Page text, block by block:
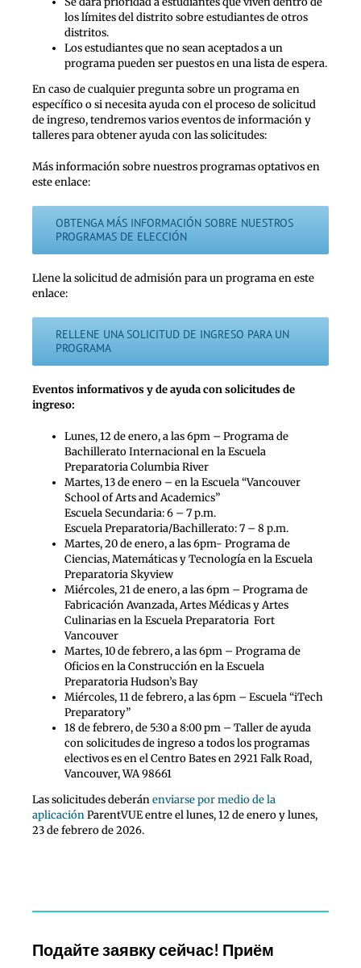
los límites del distrito sobre estudiantes de otros
distritos.
Los estudiantes que no sean aceptados a un
programa pueden ser puestos en una lista de espera.
En caso de cualquier pregunta sobre un programa en
específico o si necesita ayuda con el proceso de solicitud
de ingreso, tendremos varios eventos de información y
talleres para obtener ayuda con las solicitudes:
Más información sobre nuestros programas optativos en
este enlace:
OBTENGA MÁS INFORMACIÓN SOBRE NUESTROS
PROGRAMAS DE ELECCIÓN
Llene la solicitud de admisión para un programa en este
enlace:
RELLENE UNA SOLICITUD DE INGRESO PARA UN
PROGRAMA
Eventos informativos y de ayuda con solicitudes de
ingreso:
Lunes, 12 de enero, a las 6pm – Programa de
Bachillerato Internacional en la Escuela
Preparatoria Columbia River
Martes, 13 de enero – en la Escuela “Vancouver
School of Arts and Academics”
Escuela Secundaria: 6 – 7 p.m.
Escuela Preparatoria/Bachillerato: 7 – 8 p.m.
Martes, 20 de enero, a las 6pm- Programa de
Ciencias, Matemáticas y Tecnología en la Escuela
Preparatoria Skyview
Miércoles, 21 de enero, a las 6pm – Programa de
Fabricación Avanzada, Artes Médicas y Artes
Culinarias en la Escuela Preparatoria Fort
Vancouver
Martes, 10 de febrero, a las 6pm – Programa de
Oficios en la Construcción en la Escuela
Preparatoria Hudson’s Bay
Miércoles, 11 de febrero, a las 6pm – Escuela “iTech
Preparatory”
18 de febrero, de 5:30 a 8:00 pm – Taller de ayuda
con solicitudes de ingreso a todos los programas
electivos es en el Centro Bates en 2921 Falk Road,
Vancouver, WA 98661
Las solicitudes deberánenviarse por medio de la
aplicaciónParentVUE entre el lunes, 12 de enero y lunes,
23 de febrero de 2026.
Подайте заявку сейчас! Приём